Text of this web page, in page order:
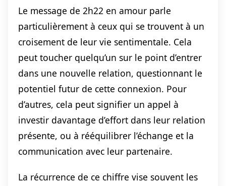
Le message de 2h22 en amour parle
particulièrement à ceux qui se trouvent à un
croisement de leur vie sentimentale. Cela
peut toucher quelqu’un sur le point d’entrer
dans une nouvelle relation, questionnant le
potentiel futur de cette connexion. Pour
d’autres, cela peut signifier un appel à
investir davantage d’effort dans leur relation
présente, ou à rééquilibrer l’échange et la
communication avec leur partenaire.
La récurrence de ce chiffre vise souvent les